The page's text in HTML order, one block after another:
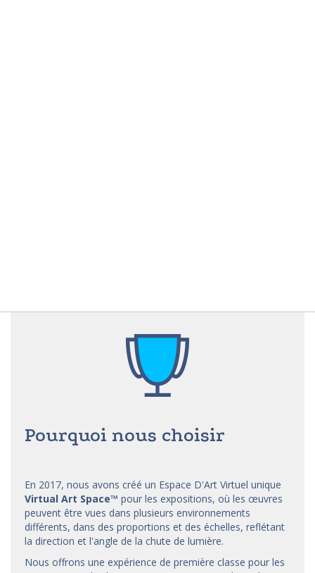
Pourquoi nous choisir
En 2017, nous avons créé un Espace D'Art Virtuel unique
Virtual Art Space™ pour les expositions, où les œuvres
peuvent être vues dans plusieurs environnements
différents, dans des proportions et des échelles, reflétant
la direction et l'angle de la chute de lumière.
Nous offrons une expérience de première classe pour les